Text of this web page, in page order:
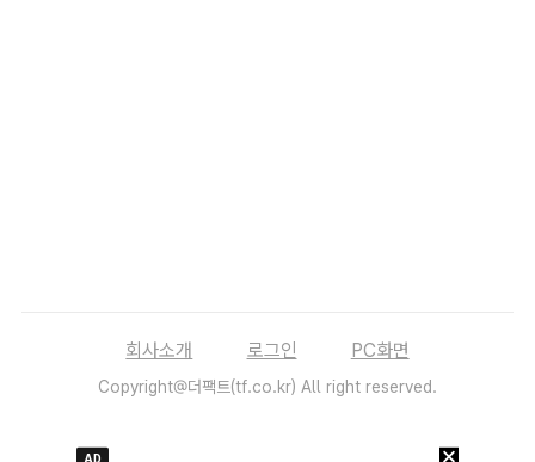
회사소개 로그인 PC화면
Copyright@더팩트(tf.co.kr) All right reserved.
AD